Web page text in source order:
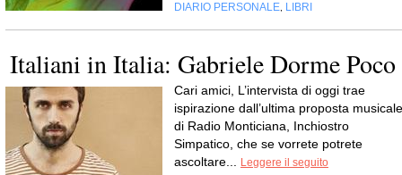
DIARIO PERSONALE LIBRI
Italiani in Italia: Gabriele Dorme Poco
Cari amici, L’intervista di oggi trae
ispirazione dall’ultima proposta musicale
di Radio Monticiana, Inchiostro
Simpatico, che se vorrete potrete
ascoltare...
Leggere il seguito